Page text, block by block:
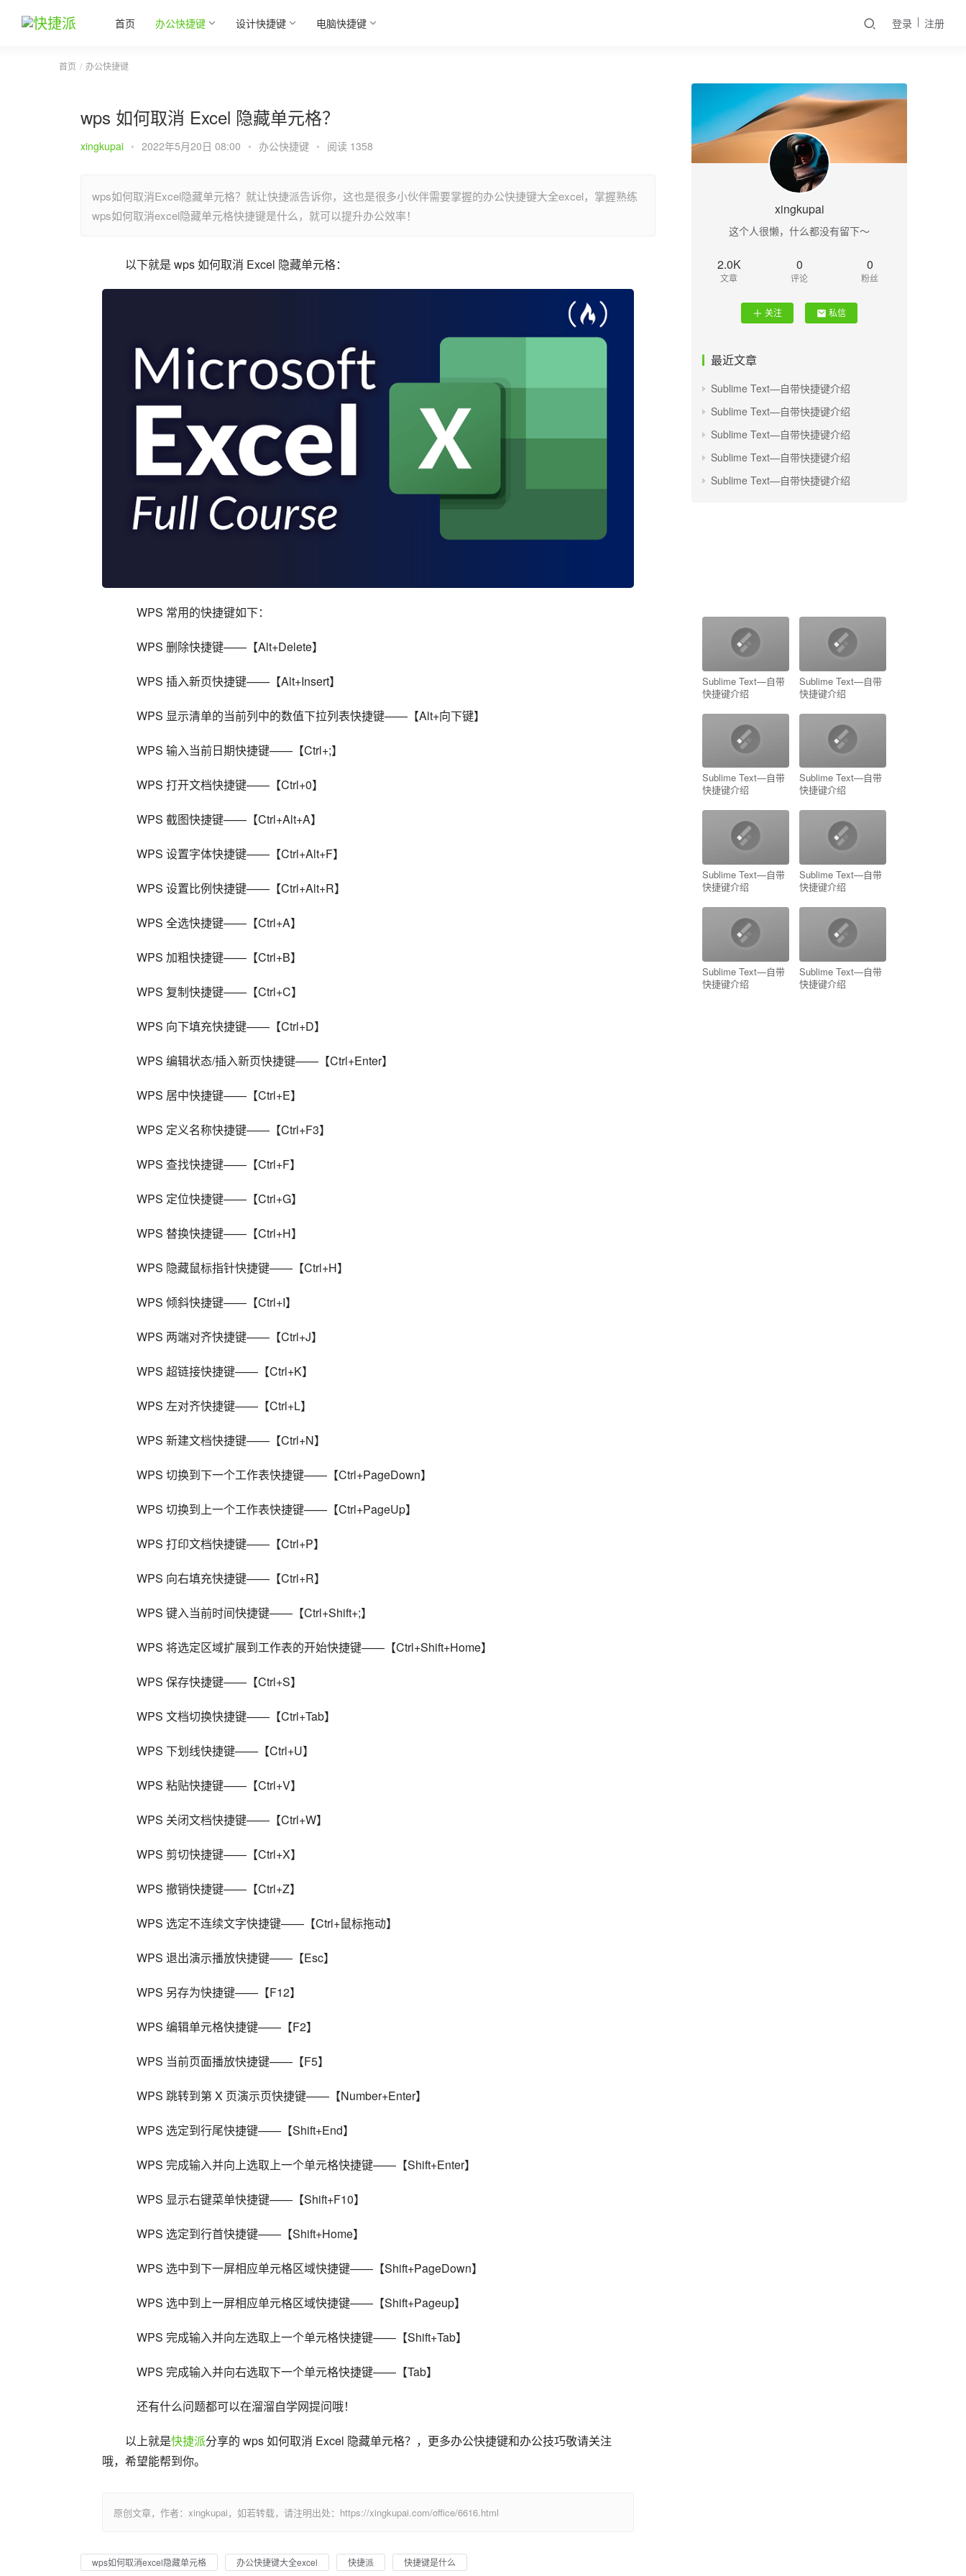
首页 办公快捷键 设计快捷键 电脑快捷键 登录 注册
首页 办公快捷键
wps 如何取消 Excel 隐藏单元格？
xingkupai • 2022年5月20日 08:00 • 办公快捷键 • 阅读 1358
wps如何取消Excel隐藏单元格？就让快捷派告诉你，这也是很多小伙伴需要掌握的办公快捷键大全excel，掌握熟练
wps如何取消excel隐藏单元格快捷键是什么，就可以提升办公效率！
以下就是 wps 如何取消 Excel 隐藏单元格：
    WPS 常用的快捷键如下：
    WPS 删除快捷键——【Alt+Delete】
    WPS 插入新页快捷键——【Alt+Insert】
    WPS 显示清单的当前列中的数值下拉列表快捷键——【Alt+向下键】
    WPS 输入当前日期快捷键——【Ctrl+;】
    WPS 打开文档快捷键——【Ctrl+0】
    WPS 截图快捷键——【Ctrl+Alt+A】
    WPS 设置字体快捷键——【Ctrl+Alt+F】
    WPS 设置比例快捷键——【Ctrl+Alt+R】
    WPS 全选快捷键——【Ctrl+A】
    WPS 加粗快捷键——【Ctrl+B】
    WPS 复制快捷键——【Ctrl+C】
    WPS 向下填充快捷键——【Ctrl+D】
    WPS 编辑状态/插入新页快捷键——【Ctrl+Enter】
    WPS 居中快捷键——【Ctrl+E】
    WPS 定义名称快捷键——【Ctrl+F3】
    WPS 查找快捷键——【Ctrl+F】
    WPS 定位快捷键——【Ctrl+G】
    WPS 替换快捷键——【Ctrl+H】
    WPS 隐藏鼠标指针快捷键——【Ctrl+H】
    WPS 倾斜快捷键——【Ctrl+I】
    WPS 两端对齐快捷键——【Ctrl+J】
    WPS 超链接快捷键——【Ctrl+K】
    WPS 左对齐快捷键——【Ctrl+L】
    WPS 新建文档快捷键——【Ctrl+N】
    WPS 切换到下一个工作表快捷键——【Ctrl+PageDown】
    WPS 切换到上一个工作表快捷键——【Ctrl+PageUp】
    WPS 打印文档快捷键——【Ctrl+P】
    WPS 向右填充快捷键——【Ctrl+R】
    WPS 键入当前时间快捷键——【Ctrl+Shift+;】
    WPS 将选定区域扩展到工作表的开始快捷键——【Ctrl+Shift+Home】
    WPS 保存快捷键——【Ctrl+S】
    WPS 文档切换快捷键——【Ctrl+Tab】
    WPS 下划线快捷键——【Ctrl+U】
    WPS 粘贴快捷键——【Ctrl+V】
    WPS 关闭文档快捷键——【Ctrl+W】
    WPS 剪切快捷键——【Ctrl+X】
    WPS 撤销快捷键——【Ctrl+Z】
    WPS 选定不连续文字快捷键——【Ctrl+鼠标拖动】
    WPS 退出演示播放快捷键——【Esc】
    WPS 另存为快捷键——【F12】
    WPS 编辑单元格快捷键——【F2】
    WPS 当前页面播放快捷键——【F5】
    WPS 跳转到第 X 页演示页快捷键——【Number+Enter】
    WPS 选定到行尾快捷键——【Shift+End】
    WPS 完成输入并向上选取上一个单元格快捷键——【Shift+Enter】
    WPS 显示右键菜单快捷键——【Shift+F10】
    WPS 选定到行首快捷键——【Shift+Home】
    WPS 选中到下一屏相应单元格区域快捷键——【Shift+PageDown】
    WPS 选中到上一屏相应单元格区域快捷键——【Shift+Pageup】
    WPS 完成输入并向左选取上一个单元格快捷键——【Shift+Tab】
    WPS 完成输入并向右选取下一个单元格快捷键——【Tab】
    还有什么问题都可以在溜溜自学网提问哦！
以上就是快捷派分享的 wps 如何取消 Excel 隐藏单元格？，更多办公快捷键和办公技巧敬请关注
哦，希望能帮到你。
原创文章，作者：xingkupai，如若转载，请注明出处：https://xingkupai.com/office/6616.html
wps如何取消excel隐藏单元格 办公快捷键大全excel 快捷派 快捷键是什么
xingkupai
这个人很懒，什么都没有留下～
2.0K
文章
0
评论
0
粉丝
关注 私信
最近文章
Sublime Text—自带快捷键介绍
Sublime Text—自带快捷键介绍
Sublime Text—自带快捷键介绍
Sublime Text—自带快捷键介绍
Sublime Text—自带快捷键介绍
Sublime Text—自带
快捷键介绍
Sublime Text—自带
快捷键介绍
Sublime Text—自带
快捷键介绍
Sublime Text—自带
快捷键介绍
Sublime Text—自带
快捷键介绍
Sublime Text—自带
快捷键介绍
Sublime Text—自带
快捷键介绍
Sublime Text—自带
快捷键介绍